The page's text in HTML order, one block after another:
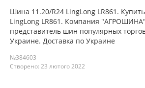
Шина 11.20/R24 LingLong LR861.
LingLong LR861. Компания
представитель шин популярных
Украине. Доставка по Украине
№384603
Створено: 23 лютого 2022